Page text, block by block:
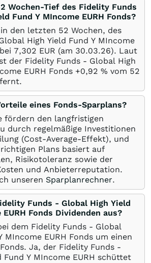
Wochen-Tief des Fidelity Funds
Fund Y MIncome EURH Fonds?
den letzten 52 Wochen, des
High Yield Fund Y MIncome
7,302 EUR (am 30.03.26). Laut
der Fidelity Funds - Global High
EURH Fonds +0,92 % vom 52
eines Fonds-Sparplans?
fördern den langfristigen
durch regelmäßige Investitionen
(Cost-Average-Effekt), und
Plans basiert auf
Risikotoleranz sowie der
und Anbieterreputation.
unseren Sparplanrechner.
Funds - Global High Yield
EURH Fonds Dividenden aus?
dem Fidelity Funds - Global
MIncome EURH Fonds um einen
Ja, der Fidelity Funds -
Fund Y MIncome EURH schüttet